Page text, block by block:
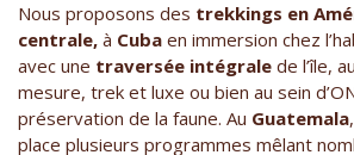
Nous proposons des trekkings en
centrale, à Cuba en immersion chez
avec une traversée intégrale de l’île, au
mesure, trek et luxe ou bien au sein
préservation de la faune. Au Guatemala
place plusieurs programmes mêlant